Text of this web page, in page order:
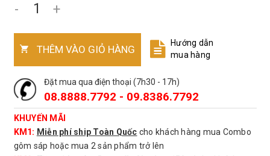
- +
THÊM VÀO GIỎ HÀNG
Hướng dẫn
mua hàng
Đặt mua qua điện thoại (7h30 - 17h)
08.8888.7792 - 09.8386.7792
KHUYẾN MÃI
KM1: Miễn phí ship Toàn Quốc cho khách hàng mua Combo
gôm sáp hoặc mua 2 sản phẩm trở lên